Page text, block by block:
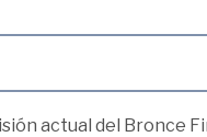
actual del Bronce